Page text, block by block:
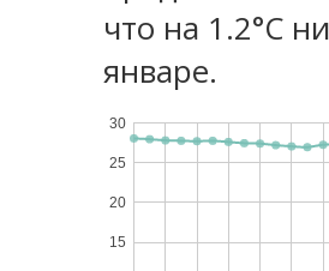
что на 1.2°C
январе.
15
20
25
30